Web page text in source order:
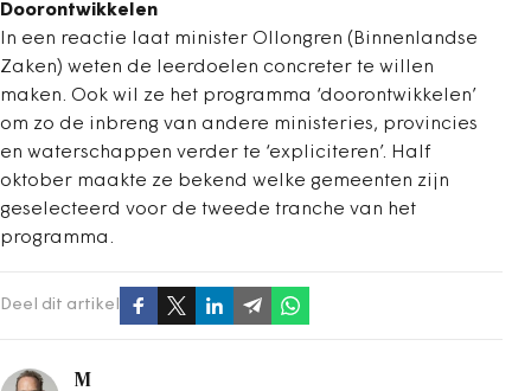
Doorontwikkelen
In een reactie laat minister Ollongren (Binnenlandse
Zaken) weten de leerdoelen concreter te willen
maken. Ook wil ze het programma ‘doorontwikkelen’
om zo de inbreng van andere ministeries, provincies
en waterschappen verder te ‘expliciteren’. Half
oktober maakte ze bekend welke gemeenten zijn
geselecteerd voor de tweede tranche van het
programma.
Deel dit artikel
M